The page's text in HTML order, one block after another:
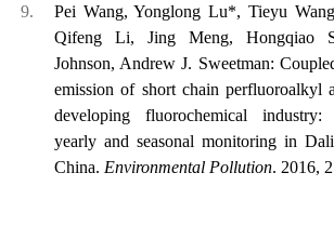
Pei Wang, Yonglong Lu*, Tieyu
Qifeng Li, Jing Meng, Hongqiao
Johnson, Andrew J. Sweetman:
emission of short chain perfluoroalkyl
developing fluorochemical
yearly and seasonal monitoring in
China. Environmental Pollution. 2016,